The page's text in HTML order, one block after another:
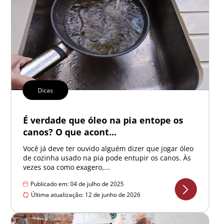
Dicas
É verdade que óleo na pia entope os
canos? O que acont...
Você já deve ter ouvido alguém dizer que jogar óleo
de cozinha usado na pia pode entupir os canos. Às
vezes soa como exagero,...
Publicado em: 04 de julho de 2025
Última atualização: 12 de junho de 2026